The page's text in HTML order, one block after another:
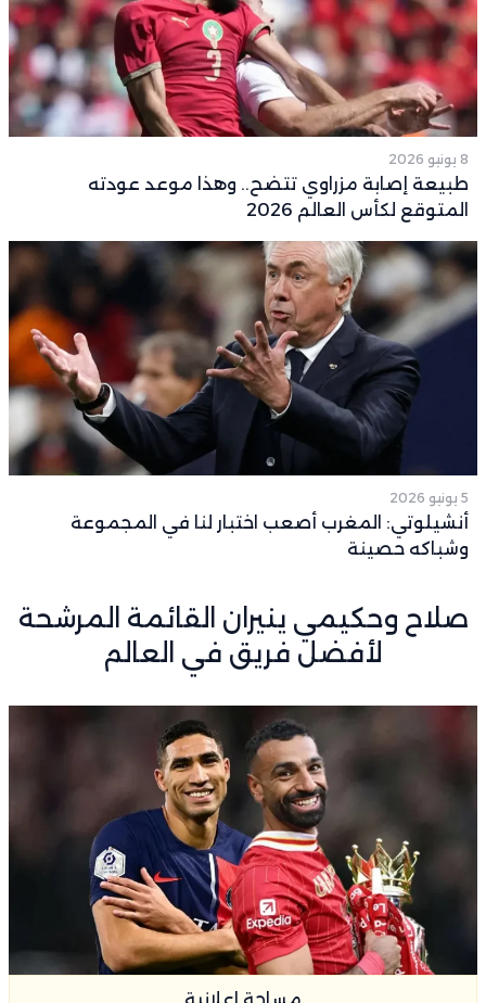
8 يونيو 2026
طبيعة إصابة مزراوي تتضح.. وهذا موعد عودته
المتوقع لكأس العالم 2026
5 يونيو 2026
أنشيلوتي: المغرب أصعب اختبار لنا في المجموعة
وشباكه حصينة
صلاح وحكيمي ينيران القائمة المرشحة
لأفضل فريق في العالم